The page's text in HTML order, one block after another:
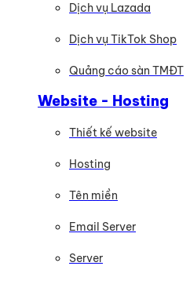
Dịch vụ Lazada
Dịch vụ TikTok Shop
Quảng cáo sàn TMĐT
Website - Hosting
Thiết kế website
Hosting
Tên miền
Email Server
Server